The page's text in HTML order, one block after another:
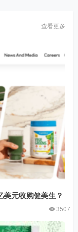
查看更多
美元收购健美生？
3507